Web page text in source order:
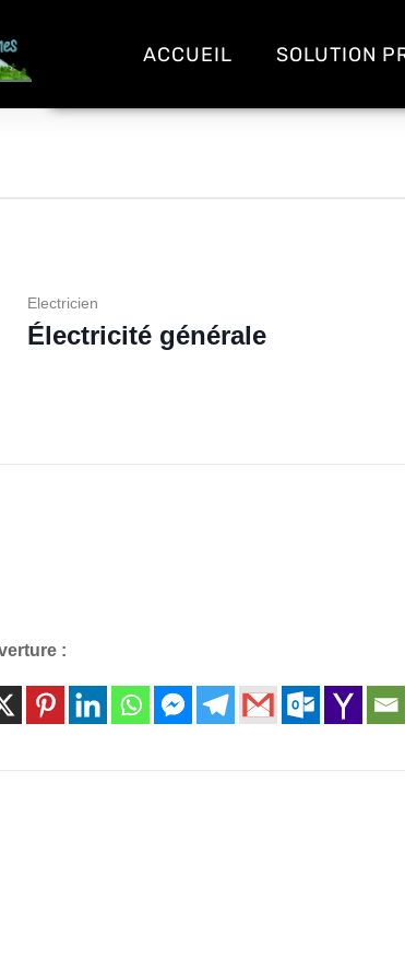
ACCUEIL SOLUTION
Electricien
Électricité générale
: